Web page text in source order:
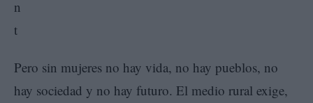
Pero sin mujeres no hay vida, no hay pueblos, no
hay sociedad y no hay futuro. El medio rural exige,